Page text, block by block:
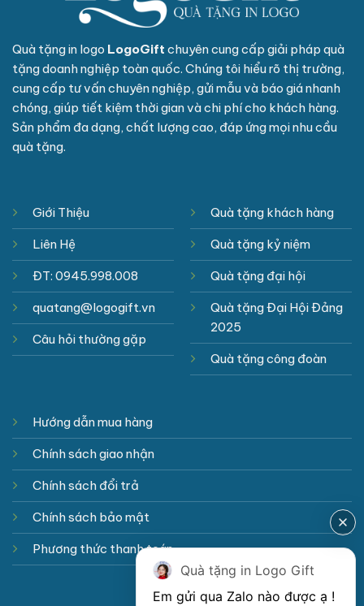
Quà tặng in logo LogoGift chuyên cung cấp giải pháp quà
tặng doanh nghiệp toàn quốc. Chúng tôi hiểu rõ thị trường,
cung cấp tư vấn chuyên nghiệp, gửi mẫu và báo giá nhanh
chóng, giúp tiết kiệm thời gian và chi phí cho khách hàng.
Sản phẩm đa dạng, chất lượng cao, đáp ứng mọi nhu cầu
quà tặng.
Giới Thiệu
Liên Hệ
ĐT: 0945.998.008
quatang@logogift.vn
Câu hỏi thường gặp
Quà tặng khách hàng
Quà tặng kỷ niệm
Quà tặng đại hội
Quà tặng Đại Hội Đảng
2025
Quà tặng công đoàn
Hướng dẫn mua hàng
Chính sách giao nhận
Chính sách đổi trả
Chính sách bảo mật
Phương thức thanh toán
Quà tặng in Logo Gift